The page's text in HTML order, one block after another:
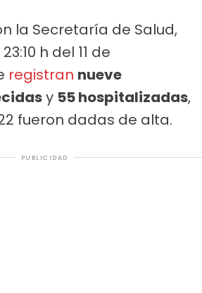
la Secretaría de Salud,
h del 11 de
registran nueve
y 55 hospitalizadas,
fueron dadas de alta.
PUBLICIDAD